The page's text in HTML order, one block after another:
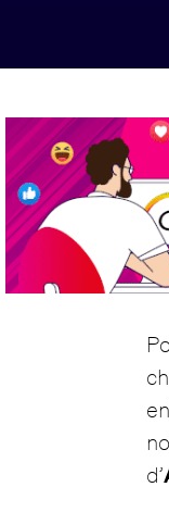
d’